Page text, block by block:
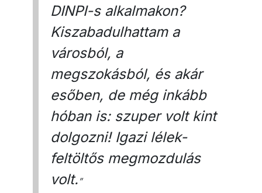
DINPI-s alkalmakon?
Kiszabadulhattam a
városból, a
megszokásból, és akár
esőben, de még inkább
hóban is: szuper volt kint
dolgozni! Igazi lélek-
feltöltős megmozdulás
volt. ”